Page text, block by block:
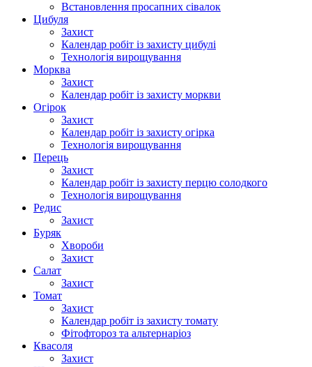
Встановлення просапних сівалок
Цибуля
Захист
Календар робіт із захисту цибулі
Технологія вирощування
Морква
Захист
Календар робіт із захисту моркви
Огірок
Захист
Календар робіт із захисту огірка
Технологія вирощування
Перець
Захист
Календар робіт із захисту перцю солодкого
Технологія вирощування
Редис
Захист
Буряк
Хвороби
Захист
Салат
Захист
Томат
Захист
Календар робіт із захисту томату
Фітофтороз та альтернаріоз
Квасоля
Захист